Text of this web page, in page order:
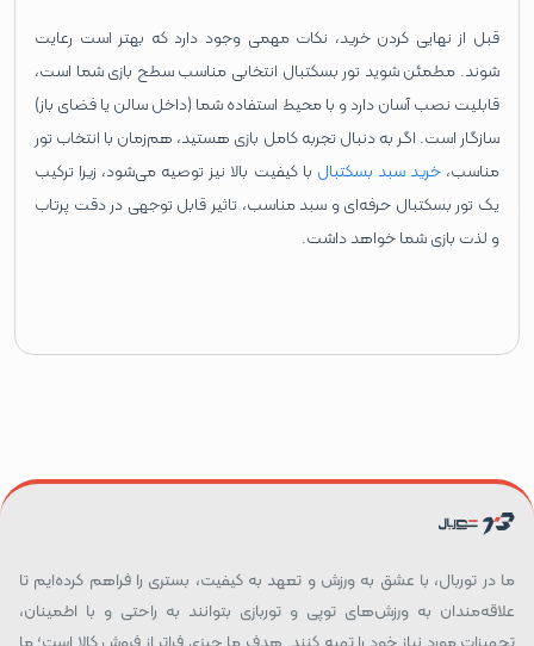
قبل از نهایی کردن خرید، نکات مهمی وجود دارد که بهتر است رعایت
شوند. مطمئن شوید تور بسکتبال انتخابی مناسب سطح بازی شما است،
قابلیت نصب آسان دارد و با محیط استفاده شما (داخل سالن یا فضای باز)
سازگار است. اگر به دنبال تجربه کامل بازی هستید، هم‌زمان با انتخاب تور
مناسب، خرید سبد بسکتبال با کیفیت بالا نیز توصیه می‌شود، زیرا ترکیب
یک تور بسکتبال حرفه‌ای و سبد مناسب، تاثیر قابل توجهی در دقت پرتاب
و لذت بازی شما خواهد داشت.
ما در توربال، با عشق به ورزش و تعهد به کیفیت، بستری را فراهم کرده‌ایم تا
علاقه‌مندان به ورزش‌های توپی و توربازی بتوانند به راحتی و با اطمینان،